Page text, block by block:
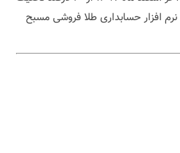
افزار حسابداری طلا فروشی مسبح